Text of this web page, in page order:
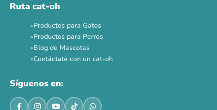
Ruta cat-oh
Productos para Gatos
Productos para Perros
Blog de Mascotas
Contáctate con un cat-oh
Síguenos en: